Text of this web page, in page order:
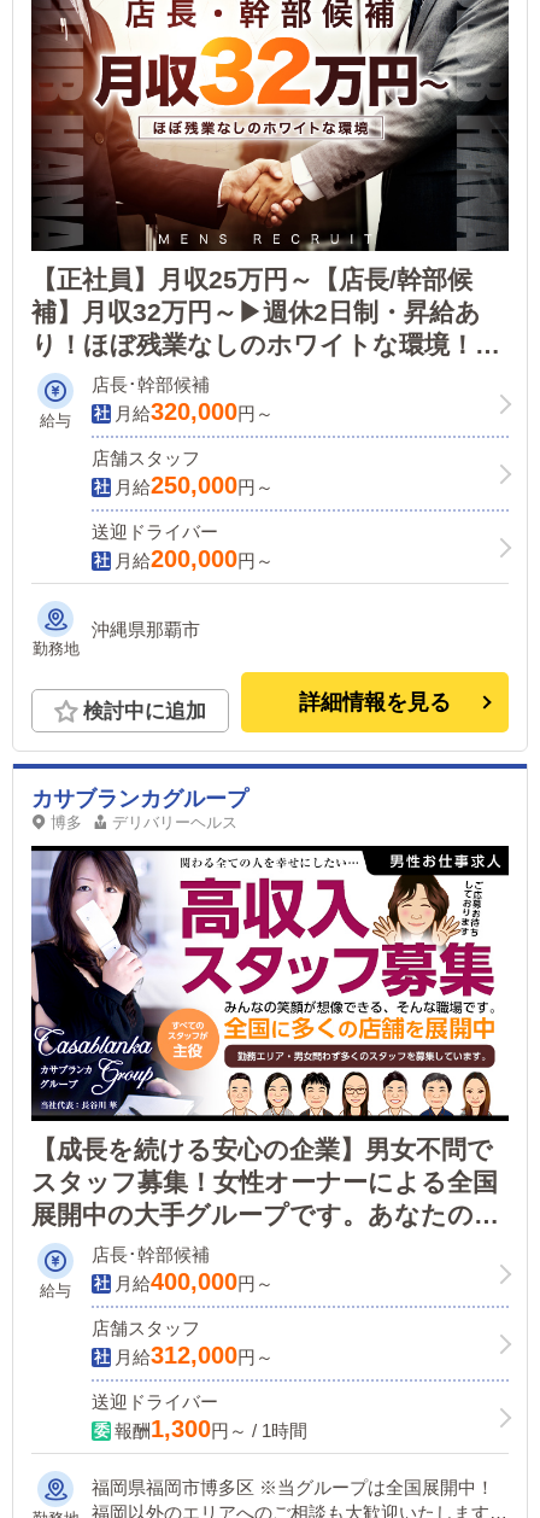
【正社員】月収25万円～【店長/幹部候
補】月収32万円～▶週休2日制・昇給あ
り！ほぼ残業なしのホワイトな環境！や
る気のある方大歓迎です！
給与
店長･幹部候補
月給320,000円～
店舗スタッフ
月給250,000円～
送迎ドライバー
月給200,000円～
勤務地
沖縄県那覇市
検討中に追加 詳細情報を見る
カサブランカグループ
博多 デリバリーヘルス
【成長を続ける安心の企業】男女不問で
スタッフ募集！女性オーナーによる全国
展開中の大手グループです。あなたの可
能性を試しませんか？女性スタッフも募
集中！
給与
店長･幹部候補
月給400,000円～
店舗スタッフ
月給312,000円～
送迎ドライバー
報酬1,300円～ / 1時間
福岡県福岡市博多区 ※当グループは全国展開中！
福岡以外のエリアへのご相談も大歓迎いたします。